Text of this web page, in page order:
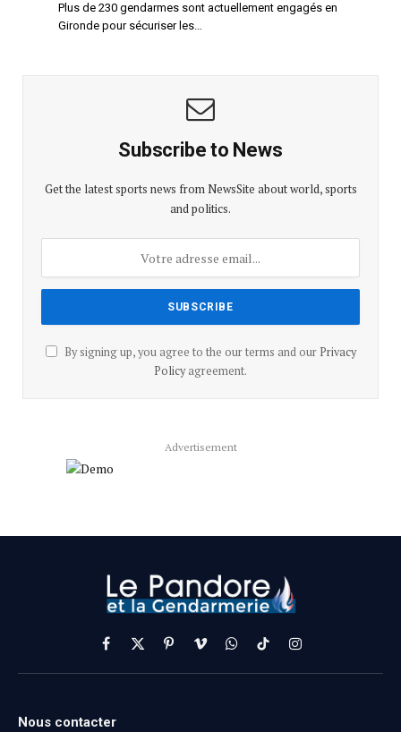
Plus de 230 gendarmes sont actuellement engagés en
Gironde pour sécuriser les…
Subscribe to News
Get the latest sports news from NewsSite about world, sports
and politics.
By signing up, you agree to the our terms and our Privacy
Policyagreement.
Advertisement
Facebook
X
(Twitter)
PinterestVimeoWhatsApp
TikTokInstagram
Nous contacter